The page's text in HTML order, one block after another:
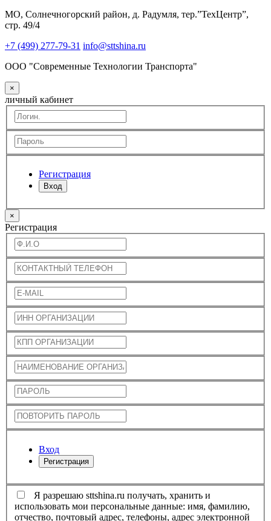
МО, Солнечногорский район, д. Радумля, тер.”ТехЦентр”,
стр. 49/4
+7 (499) 277-79-31 info@sttshina.ru
ООО "Современные Технологии Транспорта"
×
личный кабинет
Регистрация
Вход
×
Регистрация
Вход
Регистрация
Я разрешаю sttshina.ru получать, хранить и
использовать мои персональные данные: имя, фамилию,
отчество, почтовый адрес, телефоны, адрес электронной